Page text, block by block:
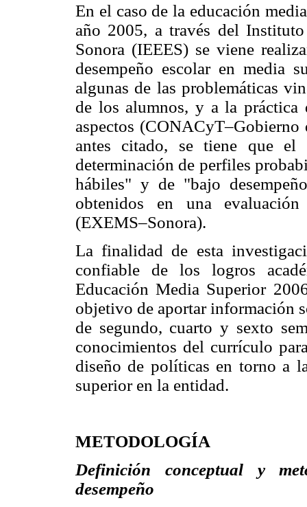
En el caso de la educación
año 2005, a través del
Sonora (IEEES) se viene
desempeño escolar en media
algunas de las problemáticas
de los alumnos, y a la práctica
aspectos
antes citado, se tiene que
determinación de perfiles
hábiles" y de "bajo
obtenidos en una
(EXEMS–Sonora).
La finalidad de esta
confiable de los logros
Educación Media Superior
objetivo de aportar información
de segundo, cuarto y sexto
conocimientos del currículo
diseño de políticas en torno a
superior en la entidad.
METODOLOGÍA
Definición conceptual y
desempeño